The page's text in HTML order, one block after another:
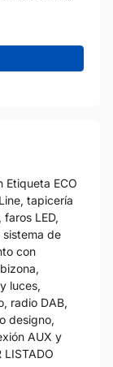
Etiqueta ECO
tapicería
LED,
de
con
luces,
radio DAB,
designo,
AUX y
LISTADO